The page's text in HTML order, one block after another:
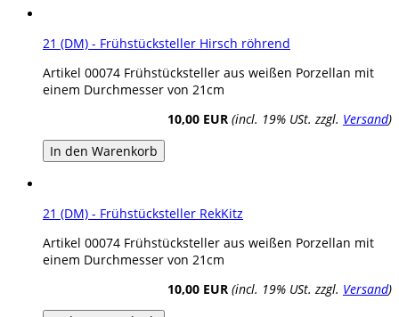
21 (DM) - Frühstücksteller Hirsch röhrend
Artikel 00074 Frühstücksteller aus weißen Porzellan mit
einem Durchmesser von 21cm
10,00 EUR (incl. 19% USt. zzgl. Versand)
In den Warenkorb
21 (DM) - Frühstücksteller RekKitz
Artikel 00074 Frühstücksteller aus weißen Porzellan mit
einem Durchmesser von 21cm
10,00 EUR (incl. 19% USt. zzgl. Versand)